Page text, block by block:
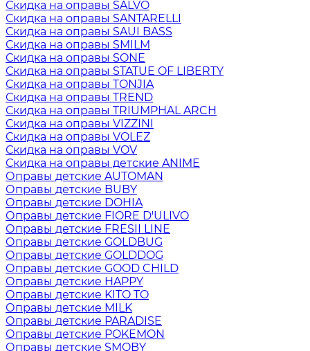
Скидка на оправы SALVO
Скидка на оправы SANTARELLI
Скидка на оправы SAUI BASS
Скидка на оправы SMILM
Скидка на оправы SONE
Скидка на оправы STATUE OF LIBERTY
Скидка на оправы TONJIA
Скидка на оправы TREND
Скидка на оправы TRIUMPHAL ARCH
Скидка на оправы VIZZINI
Скидка на оправы VOLEZ
Скидка на оправы VOV
Скидка на оправы детские ANIME
Оправы детские AUTOMAN
Оправы детские BUBY
Оправы детские DOHIA
Оправы детские FIORE D'ULIVO
Оправы детские FRESII LINE
Оправы детские GOLDBUG
Оправы детские GOLDDOG
Оправы детские GOOD CHILD
Оправы детские HAPPY
Оправы детские KITO TO
Оправы детские MILK
Оправы детские PARADISE
Оправы детские POKEMON
Оправы детские SMOBY